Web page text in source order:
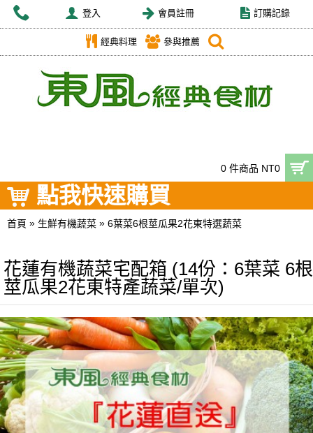
登入 會員註冊 訂購記錄
經典料理 參與推薦
0 件商品 NT0
點我快速購買
首頁 » 生鮮有機蔬菜 » 6葉菜6根莖瓜果2花東特選蔬菜
花蓮有機蔬菜宅配箱 (14份：6葉菜 6根
莖瓜果2花東特產蔬菜/單次)